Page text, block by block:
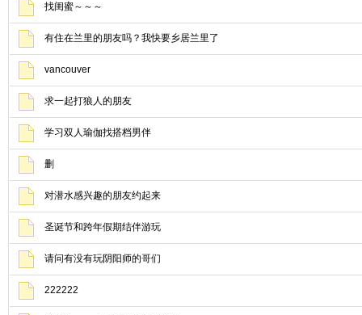
找闺蜜～～～
有住在兰里的朋友吗？我快要乡居兰里了
vancouver
求一起打狼人的朋友
学习双人瑜伽找搭档男伴
删
对潜水感兴趣的朋友约起来
圣诞节和跨年假期结伴游玩
请问有没有玩阴阳师的哥们
222222